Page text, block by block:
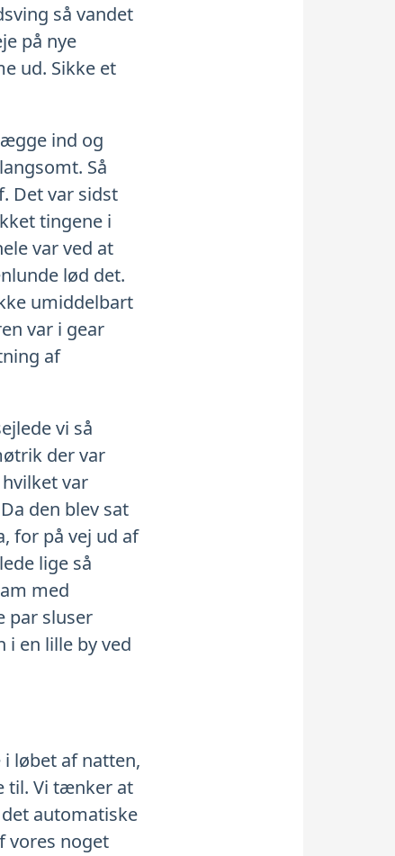
så vandet
på nye
ud. Sikke et
ind og
Så
Det var sidst
tingene i
var ved at
lød det.
umiddelbart
var i gear
af
vi så
der var
var
den blev sat
for på vej ud af
lige så
med
par sluser
i en lille by ved
løbet af natten,
til. Vi tænker at
automatiske
vores noget